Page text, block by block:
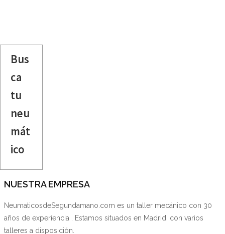
Bus
ca
tu
neu
mát
ico
NUESTRA EMPRESA
NeumaticosdeSegundamano.com es un taller mecánico con 30
años de experiencia . Estamos situados en Madrid, con varios
talleres a disposición.